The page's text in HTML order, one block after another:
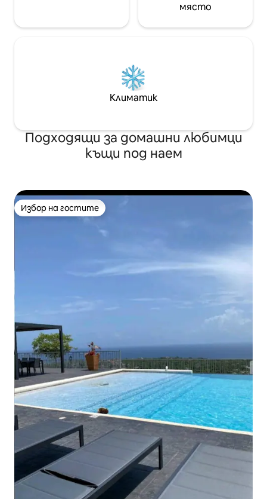
място
Климатик
Подходящи за домашни любимци
къщи под наем
Избор на гостите
Избор на гостите